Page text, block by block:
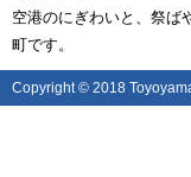
空港のにぎわいと、祭ば
町です。
Copyright © 2018